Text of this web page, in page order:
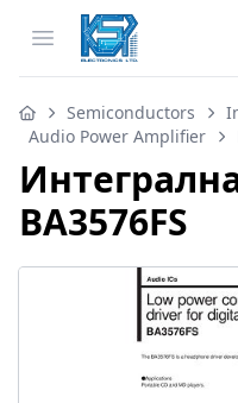
Open menu
Semiconductors
Audio Power Amplifier
BA3576FS